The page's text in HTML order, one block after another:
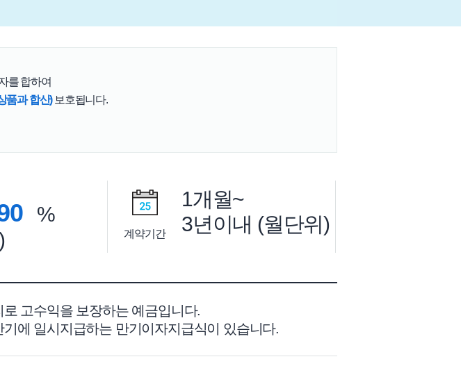
를 합하여
품과 합산)보호됩니다.
%
계약기간
1개월~
3년이내 (월단위)
고수익을 보장하는 예금입니다.
에 일시지급하는 만기이자지급식이 있습니다.